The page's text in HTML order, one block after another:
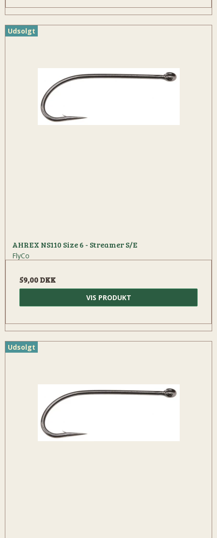
Udsolgt
AHREX NS110 Size 6 - Streamer S/E
FlyCo
59,00 DKK
VIS PRODUKT
Udsolgt